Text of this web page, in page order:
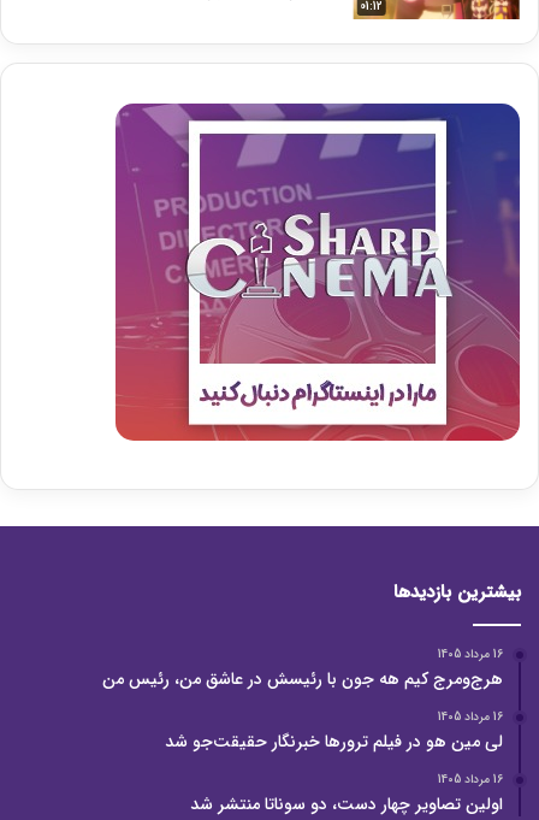
01:12
بیشترین بازدیدها
16 مرداد 1405
هرج‌ومرج کیم هه جون با رئیسش در عاشق من، رئیس من
16 مرداد 1405
لی مین هو در فیلم ترورها خبرنگار حقیقت‌جو شد
16 مرداد 1405
اولین تصاویر چهار دست، دو سوناتا منتشر شد